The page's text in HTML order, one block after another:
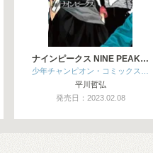
ナインピークス NINE PEAK…
少年チャンピオン・コミックス…
平川哲弘
発売日：2023.02.08